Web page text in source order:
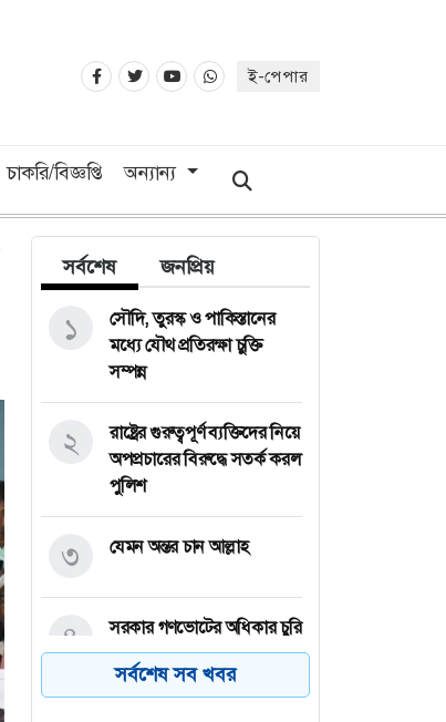
ই-পেপার
চাকরি/বিজ্ঞপ্তি অন্যান্য
সর্বশেষ জনপ্রিয়
সৌদি, তুরস্ক ও পাকিস্তানের
মধ্যে যৌথ প্রতিরক্ষা চুক্তি
সম্পন্ন
১
রাষ্ট্রের গুরুত্বপূর্ণ ব্যক্তিদের নিয়ে
অপপ্রচারের বিরুদ্ধে সতর্ক করল
পুলিশ
২
যেমন অন্তর চান আল্লাহ
৩
সরকার গণভোটের অধিকার চুরি
করেছে : নাহিদ ইসলাম
৪
সর্বশেষ সব খবর